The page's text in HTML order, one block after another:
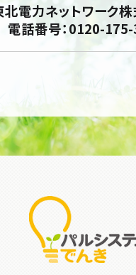
北電力ネットワーク
電話番号：0120-